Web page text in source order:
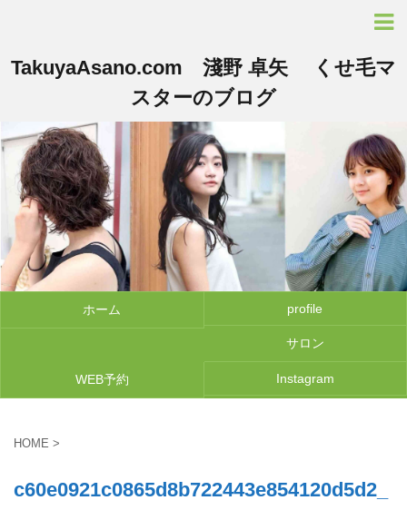
TakuyaAsano.com 淺野 卓矢 くせ毛マ
スターのブログ
ホーム profile
サロン
WEB予約 Instagram
HOME >
c60e0921c0865d8b722443e854120d5d2_